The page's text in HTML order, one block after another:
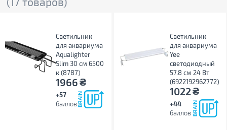
Светильник
для аквариума
Aqualighter
Slim 30 см 6500
к (8787)
1966₴
+57
баллов
Светильник
для аквариума
Yee
светодиодный
57.8 см 24 Вт
(6922192962772)
1022₴
+44
баллов